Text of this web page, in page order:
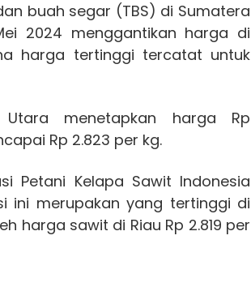
buah segar (TBS) di Sumatera
2024 menggantikan harga di
harga tertinggi tercatat untuk
menetapkan harga Rp
Rp 2.823 per kg.
Petani Kelapa Sawit Indonesia
ini merupakan yang tertinggi di
harga sawit di Riau Rp 2.819 per